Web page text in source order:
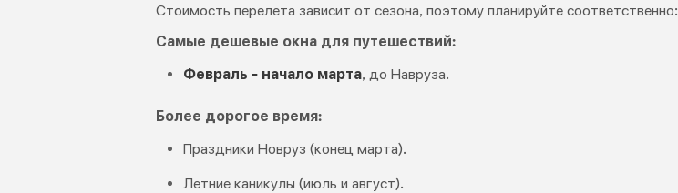
Стоимость перелета зависит от сезона, поэтому планируйте соответственно:
Самые дешевые окна для путешествий:
Февраль - начало марта, до Навруза.
Более дорогое время:
Праздники Новруз (конец марта).
Летние каникулы (июль и август).